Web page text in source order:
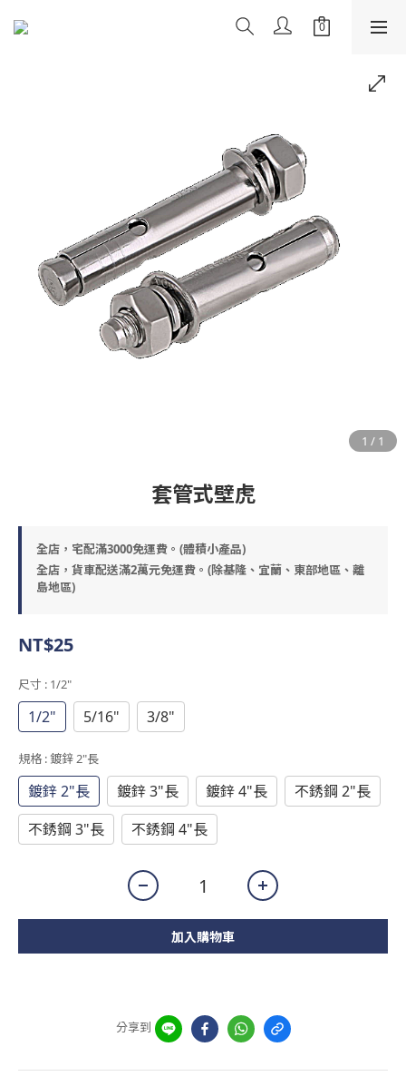
套管式壁虎
全店，宅配滿3000免運費。(體積小產品)
全店，貨車配送滿2萬元免運費。(除基隆、宜蘭、東部地區、離
島地區)
NT$25
尺寸 : 1/2"
1/2" 5/16" 3/8"
規格 : 鍍鋅 2"長
鍍鋅 2"長 鍍鋅 3"長 鍍鋅 4"長
不銹鋼 2"長
不銹鋼 3"長
不銹鋼 4"長
加入購物車
分享到